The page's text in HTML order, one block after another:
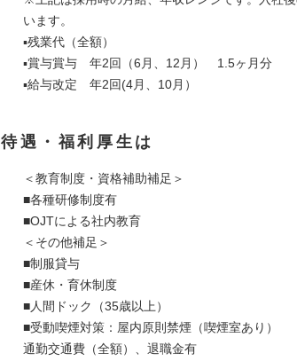
います。
▪残業代（全額）
▪賞与賞与 年2回（6月、12月） 1.5ヶ月分
▪給与改定 年2回(4月、10月）
待遇・福利厚生は
＜教育制度・資格補助補足＞
■各種研修制度有
■OJTによる社内教育
＜その他補足＞
■制服貸与
■産休・育休制度
■人間ドック（35歳以上）
■受動喫煙対策：屋内原則禁煙（喫煙室あり）
通勤交通費（全額）、退職金有